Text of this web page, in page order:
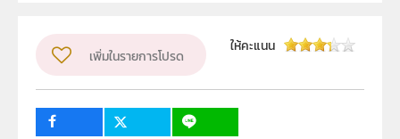
วิชา
วิทยาศาสตร์ทั่วไป
เพิ่มในรายการโปรด
ให้คะแนน